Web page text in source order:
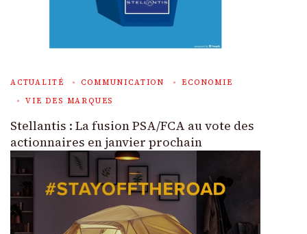
ACTUALITÉ COMMUNICATION
ECONOMIE
VIE DES MARQUES
Stellantis : La fusion PSA/FCA au vote des
actionnaires en janvier prochain